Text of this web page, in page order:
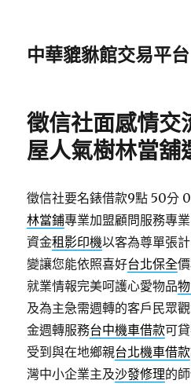
中華貔貅館交易平台
徵信社面感情交
屋人氣樹林當舖
徵信社要名錶借款9點 50分
林當鋪專業加盟顧問服務專
資金租影印機以客為尊單張
變讓您能依照喜好台北保全
就業情報完美呵護心愛物品
及為主急需週轉的客戶民眾
金週轉服務台中機車借款可
受到與在地鄉親台北機車借款
灣中小企業主及沙發修理的